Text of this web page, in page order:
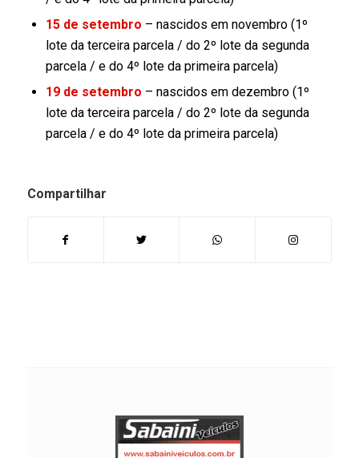
15 de setembro – nascidos em novembro (1º
lote da terceira parcela / do 2º lote da segunda
parcela / e do 4º lote da primeira parcela)
19 de setembro – nascidos em dezembro (1º
lote da terceira parcela / do 2º lote da segunda
parcela / e do 4º lote da primeira parcela)
Compartilhar